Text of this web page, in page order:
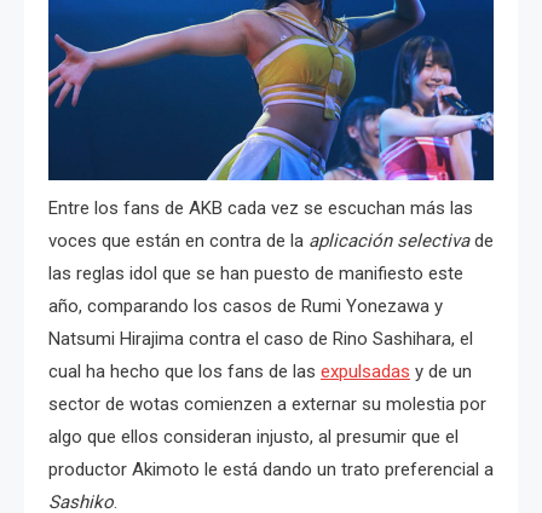
Entre los fans de AKB cada vez se escuchan más las
voces que están en contra de la aplicación selectivade
las reglas idol que se han puesto de manifiesto este
año, comparando los casos de Rumi Yonezawa y
Natsumi Hirajima contra el caso de Rino Sashihara, el
cual ha hecho que los fans de las expulsadas y de un
sector de wotas comienzen a externar su molestia por
algo que ellos consideran injusto, al presumir que el
productor Akimoto le está dando un trato preferencial a
Sashiko